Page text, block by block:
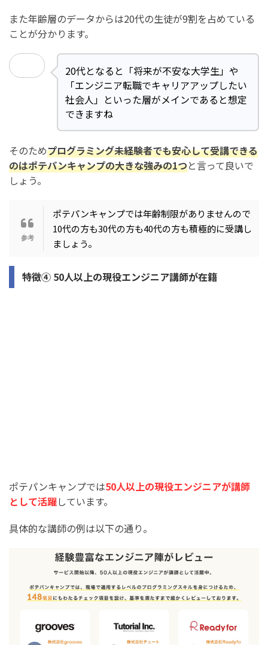
また年齢層のデータからは20代の生徒が9割を占めている
ことが分かります。
20代となると「将来が不安な大学生」や
「エンジニア転職でキャリアアップしたい
社会人」といった層がメインであると想定
できますね
そのためプログラミング未経験者でも安心して受講できる
のはポテパンキャンプの大きな強みの1つと言って良いで
しょう。
ポテパンキャンプでは年齢制限がありませんので
10代の方も30代の方も40代の方も積極的に受講し
ましょう。
特徴④ 50人以上の現役エンジニア講師が在籍
ポテパンキャンプでは50人以上の現役エンジニアが講師
として活躍しています。
具体的な講師の例は以下の通り。